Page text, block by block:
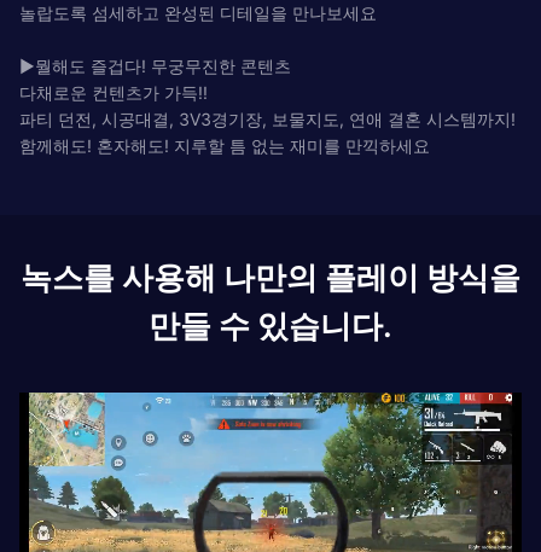
놀랍도록 섬세하고 완성된 디테일을 만나보세요
▶뭘해도 즐겁다! 무궁무진한 콘텐츠
다채로운 컨텐츠가 가득!!
파티 던전, 시공대결, 3V3경기장, 보물지도, 연애 결혼 시스템까지!
함께해도! 혼자해도! 지루할 틈 없는 재미를 만끽하세요
녹스를 사용해 나만의 플레이 방식을
만들 수 있습니다.